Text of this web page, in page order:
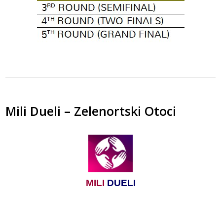
Mili Dueli – Zelenortski Otoci
MILI DUELI